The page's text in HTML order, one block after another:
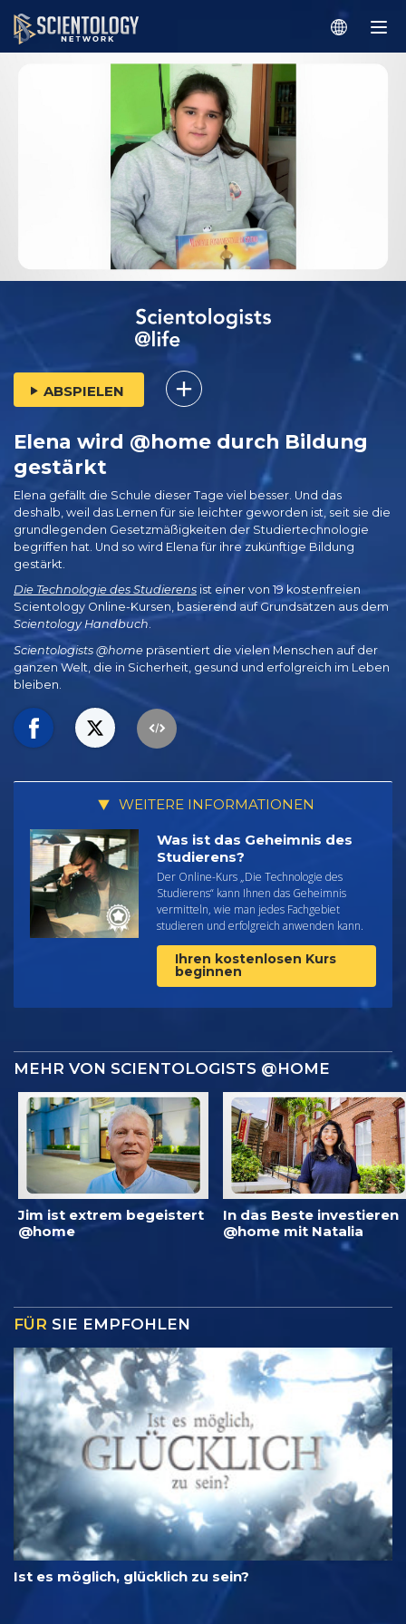
ABSPIELEN
Elena wird @home durch Bildung
gestärkt
Elena gefällt die Schule dieser Tage viel besser. Und das
deshalb, weil das Lernen für sie leichter geworden ist, seit sie die
grundlegenden Gesetzmäßigkeiten der Studiertechnologie
begriffen hat. Und so wird Elena für ihre zukünftige Bildung
gestärkt.
Die Technologie des Studierens ist einer von 19 kostenfreien
Scientology Online-Kursen, basierend auf Grundsätzen aus dem
Scientology Handbuch.
Scientologists @home präsentiert die vielen Menschen auf der
ganzen Welt, die in Sicherheit, gesund und erfolgreich im Leben
bleiben.
WEITERE INFORMATIONEN
Was ist das Geheimnis des
Studierens?
Der Online-Kurs „Die Technologie des
Studierens“ kann Ihnen das Geheimnis
vermitteln, wie man jedes Fachgebiet
studieren und erfolgreich anwenden kann.
Ihren kostenlosen Kurs
beginnen
MEHR VON SCIENTOLOGISTS @HOME
Jim ist extrem begeistert
@home
In das Beste investieren
@home mit Natalia
FÜR SIE EMPFOHLEN
Ist es möglich, glücklich zu sein?